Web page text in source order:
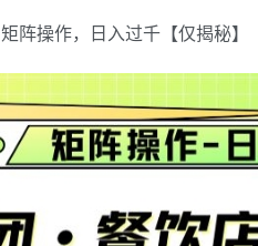
阵操作，日入过千【仅揭秘】